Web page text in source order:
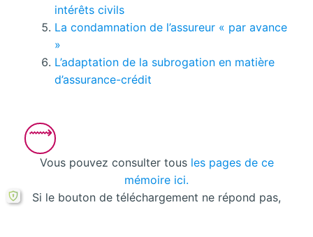
intérêts civils
La condamnation de l’assureur « par avance
»
L’adaptation de la subrogation en matière
d’assurance-crédit
Vous pouvez consulter tous les pages de ce
mémoire ici.
Si le bouton de téléchargement ne répond pas,